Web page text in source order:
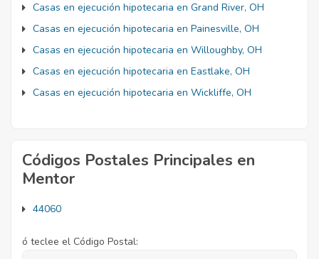
Casas en ejecución hipotecaria en Grand River, OH
Casas en ejecución hipotecaria en Painesville, OH
Casas en ejecución hipotecaria en Willoughby, OH
Casas en ejecución hipotecaria en Eastlake, OH
Casas en ejecución hipotecaria en Wickliffe, OH
Códigos Postales Principales en
Mentor
44060
ó teclee el Código Postal: